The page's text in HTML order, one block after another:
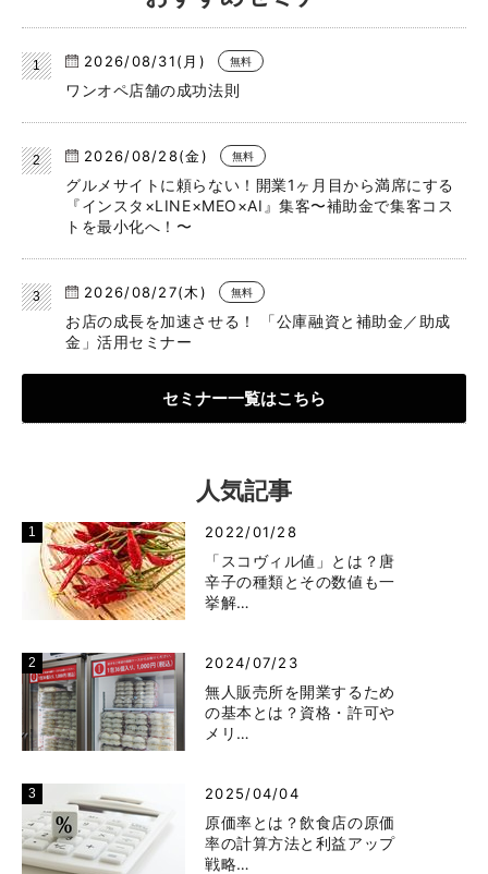
2026/08/31(月) 無料
ワンオペ店舗の成功法則
2026/08/28(金) 無料
グルメサイトに頼らない！開業1ヶ月目から満席にする
『インスタ×LINE×MEO×AI』集客〜補助金で集客コス
トを最小化へ！〜
2026/08/27(木) 無料
お店の成長を加速させる！ 「公庫融資と補助金／助成
金」活用セミナー
セミナー一覧はこちら
人気記事
2022/01/28
「スコヴィル値」とは？唐
辛子の種類とその数値も一
挙解…
2024/07/23
無人販売所を開業するため
の基本とは？資格・許可や
メリ…
2025/04/04
原価率とは？飲食店の原価
率の計算方法と利益アップ
戦略…